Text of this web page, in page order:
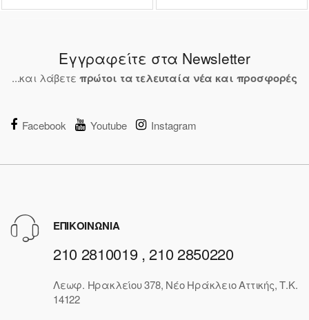
Εγγραφείτε στα Newsletter
...και λάβετε πρώτοι τα τελευταία νέα και προσφορές
Facebook Youtube Instagram
ΕΠΙΚΟΙΝΩΝΙΑ
210 2810019 , 210 2850220
Λεωφ. Ηρακλείου 378, Νέο Ηράκλειο Αττικής, Τ.Κ.
14122